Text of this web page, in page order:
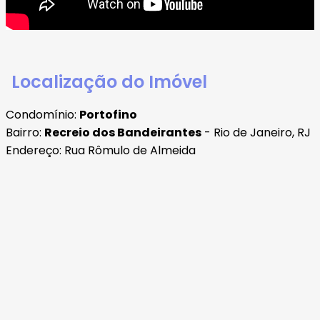
Localização do Imóvel
Condomínio: Portofino
Bairro: Recreio dos Bandeirantes - Rio de Janeiro, RJ
Endereço: Rua Rômulo de Almeida